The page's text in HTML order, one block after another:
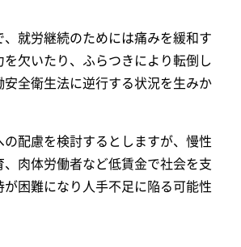
就労継続のためには痛みを緩和す
欠いたり、ふらつきにより転倒し
全衛生法に逆行する状況を生みか
配慮を検討するとしますが、慢性
肉体労働者など低賃金で社会を支
困難になり人手不足に陥る可能性